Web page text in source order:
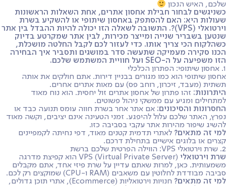
שלכם, האיש הנכון
כשניגשים לבחור חבילת אחסון אתרים, אחת השאלות הראשונות
שעולות היא: האם להסתפק באחסון שיתופי או להשקיע בשרת
וירטואלי (VPS)?. התשובה לשאלה הזו יכולה להיות ההבדל בין אתר
שנטען בשבריר שנייה ומייצר מכירות, לבין אתר שמקרטע בדיוק
כשהלקוח הכי צריך אותו. כדי לעזור לכם לקבל החלטה מושכלת,
הכנו סקירה מעמיקה שתעשה סדר במושגים ותסביר איך הבחירה
הזו משפיעה על ה-SEO ועל חוויית המשתמש שלכם.
1. אחסון שיתופי: הפתרון הכלכלי
אחסון שיתופי הוא כמו מגורים בבניין דירות. אתם חולקים את אותה
תשתית (מעבד, זיכרון, רוחב פס) עם מאות אתרים אחרים.
היתרונות: זהו פתרון של אחסון אתרים זול יחסית. הוא נוח מאוד
למתחילים ומגיע עם ממשקי ניהול פשוטים.
החסרונות והסיכונים: אם אתר אחר בשרת חווה עומס תנועה כבד או
נפרץ, האתר שלכם עלול להיפגע. זמני הטעינה אינם יציבים, וקשה מאוד
להשיג שיפור מהירות אתר עקבי בסביבה כזו.
למי זה מתאים? לאתרי תדמית קטנים מאוד, דפי נחיתה לקמפיינים
קצרים או בלוגים אישיים בתחילת דרכם.
2. שרת וירטואלי VPS: הווילה הפרטית שלכם ברשת
שרת וירטואלי
VPS (Virtual Private Server) הוא קפיצת מדרגה
משמעותית. כאן, למרות שאתם עדיין על שרת פיזי אחד, אתם מקבלים
סביבה מבודדת לחלוטין עם משאבים (RAM ו-CPU) שמוקצים רק לכם.
למי זה מתאים?
חנויות וירטואליות (Ecommerce), אתרי תוכן גדולים,